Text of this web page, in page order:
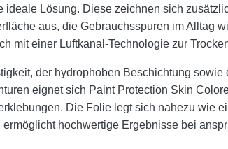
ideale Lösung. Diese zeichnen sich
aus, die Gebrauchsspuren im Alltag
mit einer Luftkanal-Technologie zur
der hydrophoben Beschichtung sowie
eignet sich Paint Protection Skin
Die Folie legt sich nahezu wie
hochwertige Ergebnisse bei